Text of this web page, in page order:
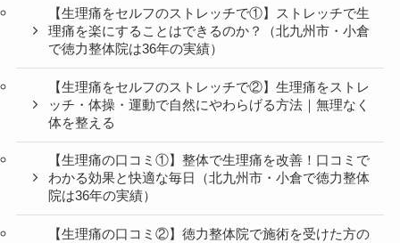
【生理痛をセルフのストレッチで①】ストレッチで生
理痛を楽にすることはできるのか？（北九州市・小倉
で徳力整体院は36年の実績）
【生理痛をセルフのストレッチで②】生理痛をストレ
ッチ・体操・運動で自然にやわらげる方法｜無理なく
体を整える
【生理痛の口コミ①】整体で生理痛を改善！口コミで
わかる効果と快適な毎日（北九州市・小倉で徳力整体
院は36年の実績）
【生理痛の口コミ②】徳力整体院で施術を受けた方の